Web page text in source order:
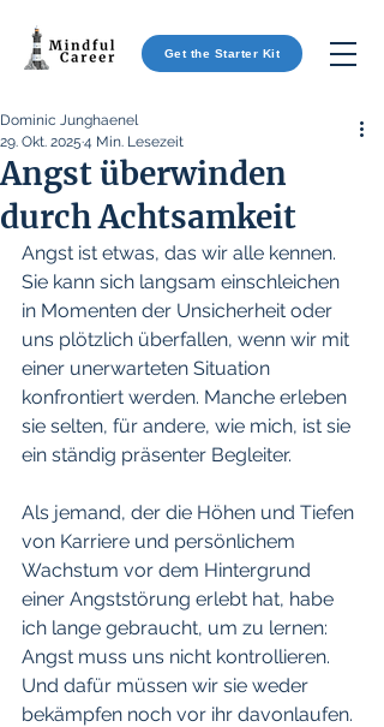
Get the Starter Kit
Angst überwinden
durch Achtsamkeit
Dominic Junghaenel
29. Okt. 2025 4 Min. Lesezeit
Angst ist etwas, das wir alle kennen.
Sie kann sich langsam einschleichen
in Momenten der Unsicherheit oder
uns plötzlich überfallen, wenn wir mit
einer unerwarteten Situation
konfrontiert werden. Manche erleben
sie selten, für andere, wie mich, ist sie
ein ständig präsenter Begleiter.
Als jemand, der die Höhen und Tiefen
von Karriere und persönlichem
Wachstum vor dem Hintergrund
einer Angststörung erlebt hat, habe
ich lange gebraucht, um zu lernen:
Angst muss uns nicht kontrollieren.
Und dafür müssen wir sie weder
bekämpfen noch vor ihr davonlaufen.